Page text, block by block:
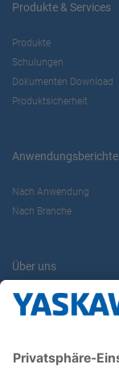
Produkte & Services
Produkte
Schulungen
Dokumenten Download
Produktsicherheit
Anwendungsberichte
Nach Anwendung
Nach Branche
Über uns
Yaskawa Europe GmbH
Newsletter